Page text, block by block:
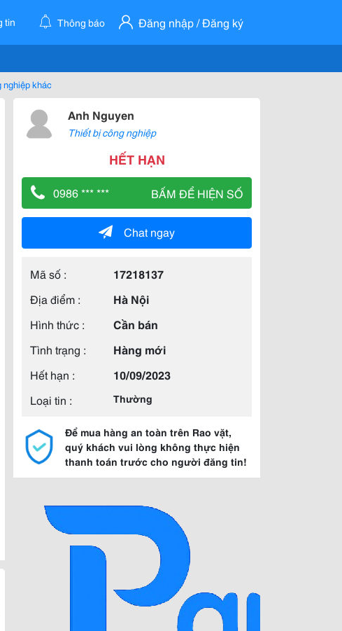
tin Thông báo Đăng nhập / Đăng ký
nghiệp khác
Anh Nguyen
Thiết bị công nghiệp
HẾT HẠN
0986 *** *** BẤM ĐỂ HIỆN SỐ
Chat ngay
Mã số :
17218137
Địa điểm :
Hà Nội
Hình thức :
Cần bán
Tình trạng :
Hàng mới
Hết hạn :
10/09/2023
Loại tin :
Thường
Để mua hàng an toàn trên Rao vặt,
quý khách vui lòng không thực hiện
thanh toán trước cho người đăng tin!